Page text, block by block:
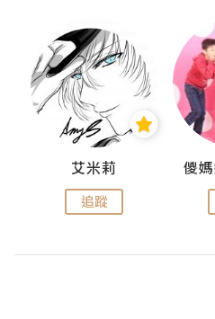
艾米莉
追蹤